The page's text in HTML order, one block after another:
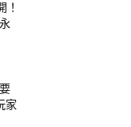
！
家